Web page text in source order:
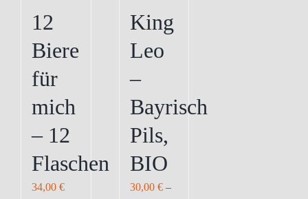
12
Biere
für
mich
– 12
Flaschen
34,00 €
King
Leo
–
Bayrisch
Pils,
BIO
30,00 €–